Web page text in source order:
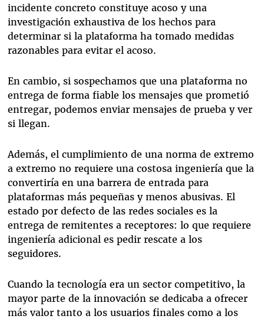
incidente concreto constituye acoso y una
investigación exhaustiva de los hechos para
determinar si la plataforma ha tomado medidas
razonables para evitar el acoso.
En cambio, si sospechamos que una plataforma no
entrega de forma fiable los mensajes que prometió
entregar, podemos enviar mensajes de prueba y ver
si llegan.
Además, el cumplimiento de una norma de extremo
a extremo no requiere una costosa ingeniería que la
convertiría en una barrera de entrada para
plataformas más pequeñas y menos abusivas. El
estado por defecto de las redes sociales es la
entrega de remitentes a receptores: lo que requiere
ingeniería adicional es pedir rescate a los
seguidores.
Cuando la tecnología era un sector competitivo, la
mayor parte de la innovación se dedicaba a ofrecer
más valor tanto a los usuarios finales como a los